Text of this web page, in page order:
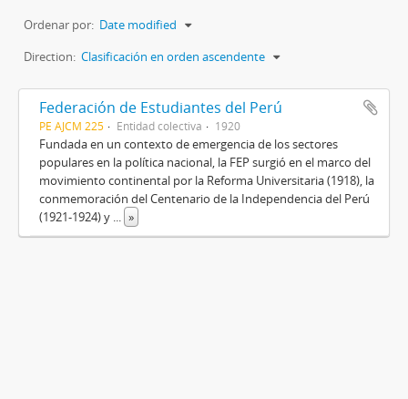
Ordenar por: Date modified
Direction: Clasificación en orden ascendente
Federación de Estudiantes del Perú
PE AJCM 225 Entidad colectiva 1920
Fundada en un contexto de emergencia de los sectores
populares en la política nacional, la FEP surgió en el marco del
movimiento continental por la Reforma Universitaria (1918), la
conmemoración del Centenario de la Independencia del Perú
(1921-1924) y ... »